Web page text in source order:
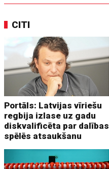
CITI
Portāls: Latvijas vīriešu
regbija izlase uz gadu
diskvalificēta par dalības
spēlēs atsaukšanu